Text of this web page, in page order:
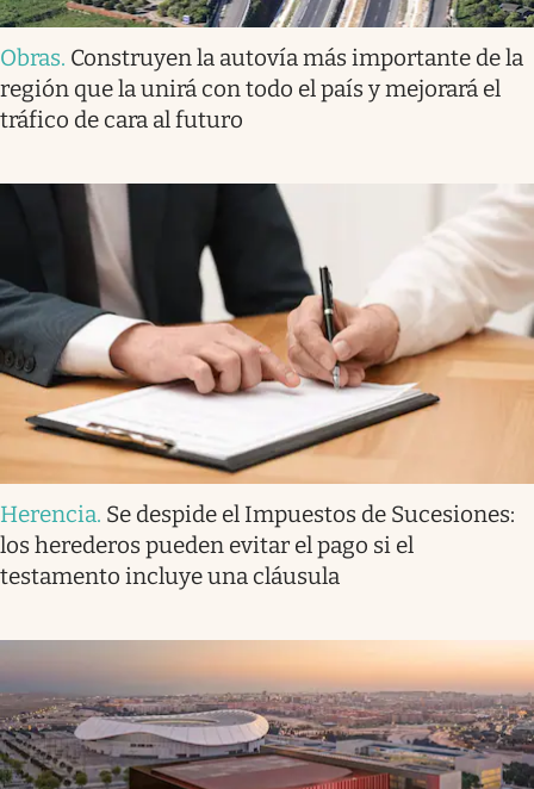
Obras. Construyen la autovía más importante de la
región que la unirá con todo el país y mejorará el
tráfico de cara al futuro
Herencia. Se despide el Impuestos de Sucesiones:
los herederos pueden evitar el pago si el
testamento incluye una cláusula